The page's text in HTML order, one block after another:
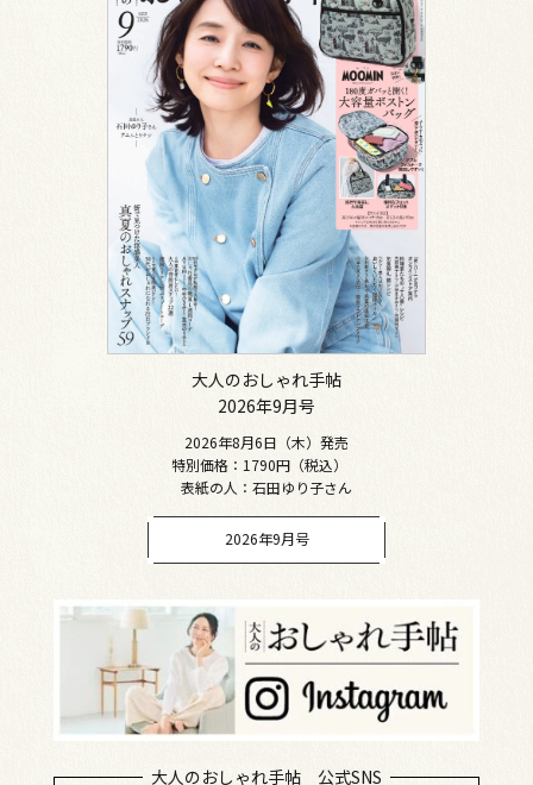
大人のおしゃれ手帖
2026年9月号
2026年8月6日（木）発売
特別価格：1790円（税込）
表紙の人：石田ゆり子さん
2026年9月号
大人のおしゃれ手帖 公式SNS